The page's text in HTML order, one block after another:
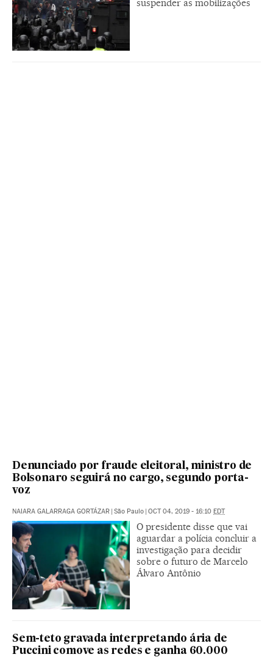
suspender as mobilizações
Denunciado por fraude eleitoral, ministro de
Bolsonaro seguirá no cargo, segundo porta-
voz
NAIARA GALARRAGA GORTÁZAR | São Paulo | OCT 04, 2019 - 16:10 EDT
O presidente disse que vai
aguardar a polícia concluir a
investigação para decidir
sobre o futuro de Marcelo
Álvaro Antônio
Sem-teto gravada interpretando ária de
Puccini comove as redes e ganha 60.000